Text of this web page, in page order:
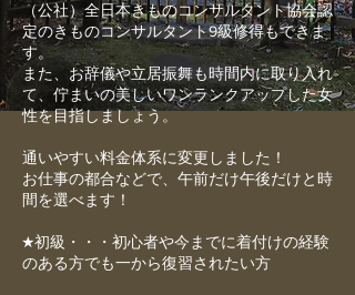
（公社）全日本きものコンサルタント協会認
定のきものコンサルタント9級修得もできま
す。
また、お辞儀や立居振舞も時間内に取り入れ
て、佇まいの美しいワンランクアップした女
性を目指しましょう。
通いやすい料金体系に変更しました！
お仕事の都合などで、午前だけ午後だけと時
間を選べます！
★初級・・・初心者や今までに着付けの経験
のある方でも一から復習されたい方